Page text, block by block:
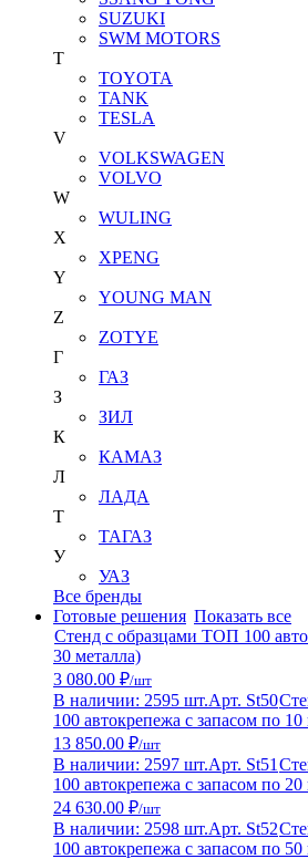
SUZUKI
SWM MOTORS
T
TOYOTA
TANK
TESLA
V
VOLKSWAGEN
VOLVO
W
WULING
X
XPENG
Y
YOUNG MAN
Z
ZOTYE
Г
ГАЗ
З
ЗИЛ
К
КАМАЗ
Л
ЛАДА
Т
ТАГАЗ
У
УАЗ
Все бренды
Готовые решения Показать все
Стенд с образцами ТОП 100
30 металла)
3 080.00 ₽/шт
В наличии: 2595 шт.Арт. St50
100 автокрепежа с запасом по
13 850.00 ₽/шт
В наличии: 2597 шт.Арт. St51
100 автокрепежа с запасом по
24 630.00 ₽/шт
В наличии: 2598 шт.Арт. St52
100 автокрепежа с запасом по